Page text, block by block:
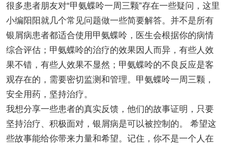
很多患者朋友对“甲氨蝶呤一周三颗”存在一些疑问，这里
小编阳阳就几个常见问题做一些简要解答。并不是所有
银屑病患者都适合使用甲氨蝶呤，医生会根据你的病情
综合评估；甲氨蝶呤的治疗的效果因人而异，有些人效
果不错，有些人效果不显然；甲氨蝶呤的不良反应是客
观存在的，需要密切监测和管理。甲氨蝶呤一周三颗，
安全用药，坚持治疗。
我想分享一些患者的真实反馈，他们的故事证明，只要
坚持治疗、积极面对，银屑病是可以被控制的。 希望这
些故事能给你带来力量和希望。记住，你不是一个人在